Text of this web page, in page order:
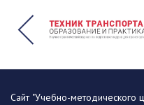
Сайт "Учебно-методического